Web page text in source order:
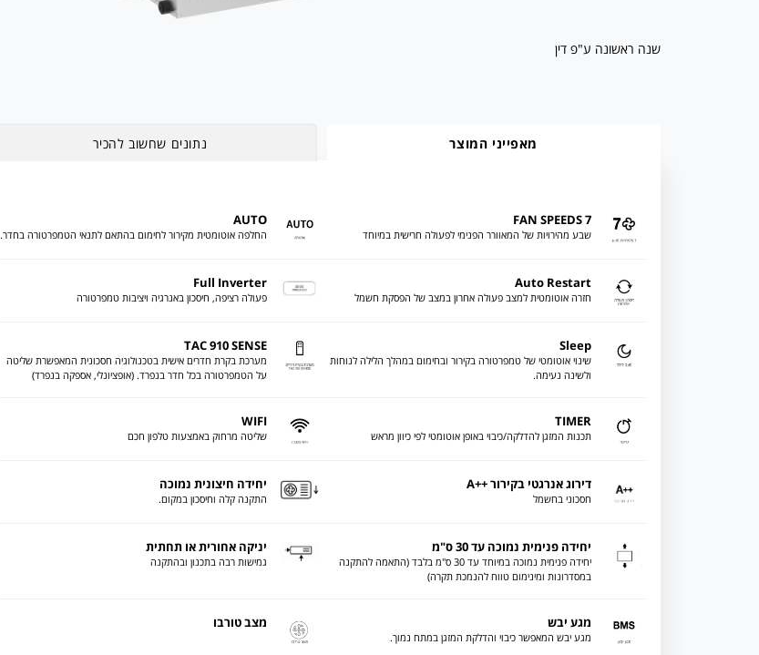
שנה ראשונה ע"פ דין
מאפייני המוצר נתונים שחשוב להכיר
7 FAN SPEEDS
שבע מהירויות של המאוורר הפנימי לפעולה חרישית במיוחד
AUTO
החלפה אוטומטית מקירור לחימום בהתאם לתנאי הטמפרטורה בחדר.
Auto Restart
חזרה אוטומטית למצב פעולה אחרון במצב של הפסקת חשמל
Full Inverter
פעולה רציפה, חיסכון באנרגיה ויציבות טמפרטורה
Sleep
שינוי אוטומטי של טמפרטורה בקירור ובחימום במהלך הלילה לנוחות
ולשינה נעימה.
TAC 910 SENSE
מערכת בקרת חדרים אישית בטכנולוגיה חסכונית המאפשרת שליטה
על הטמפרטורה בכל חדר בנפרד. (אופציונלי, אספקה בנפרד)
TIMER
תכנות המזגן להדלקה/כיבוי באופן אוטומטי לפי כיוון מראש
WIFI
שליטה מרחוק באמצעות טלפון חכם
דירוג אנרגטי בקירור ++A
חסכוני בחשמל
יחידה חיצונית נמוכה
התקנה קלה וחיסכון במקום.
יחידה פנימית נמוכה עד 30 ס"מ
יחידה פנימית נמוכה במיוחד עד 30 ס"מ בלבד (התאמה להתקנה
במסדרונות ומינימום טווח להנמכת תקרה)
יניקה אחורית או תחתית
גמישות רבה בתכנון ובהתקנה
מגע יבש
מגע יבש המאפשר כיבוי והדלקת המזגן במתח נמוך.
מצב טורבו